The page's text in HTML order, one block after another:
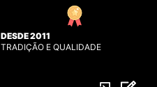
DESDE 2011
TRADIÇÃO E QUALIDADE